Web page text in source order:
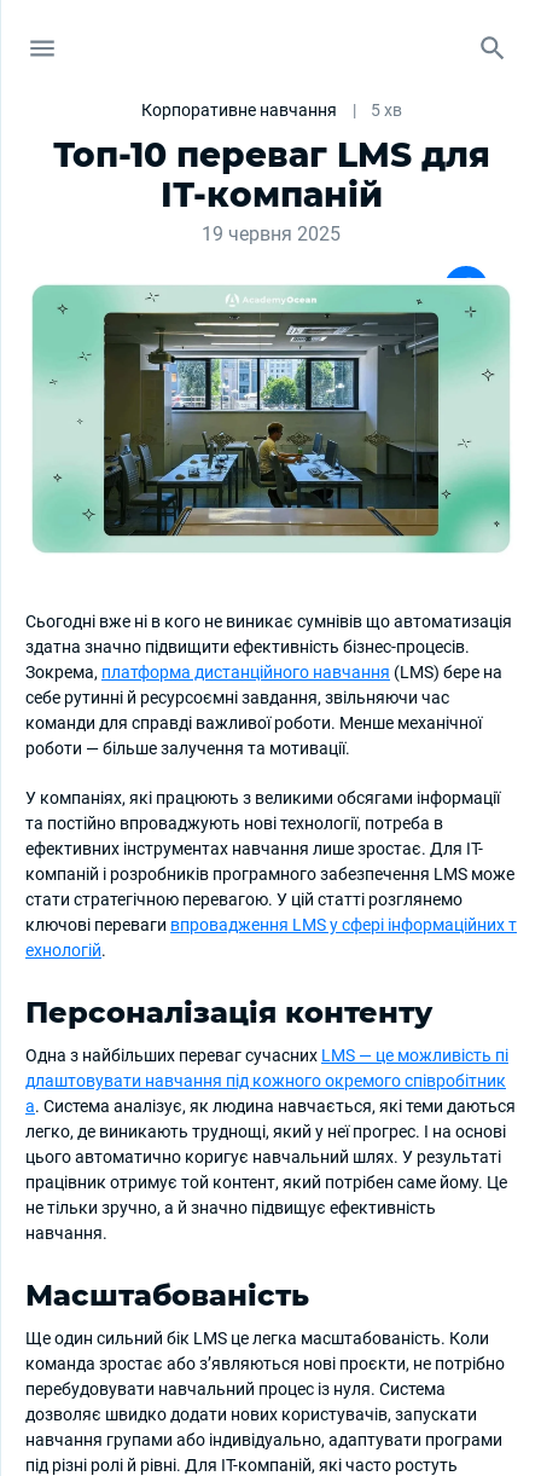
Корпоративне навчання | 5 хв
Топ-10 переваг LMS для
ІТ-компаній
19 червня 2025
Сьогодні вже ні в кого не виникає сумнівів що автоматизація
здатна значно підвищити ефективність бізнес-процесів.
Зокрема, платформа дистанційного навчання (LMS) бере на
себе рутинні й ресурсоємні завдання, звільняючи час
команди для справді важливої роботи. Менше механічної
роботи — більше залучення та мотивації.
У компаніях, які працюють з великими обсягами інформації
та постійно впроваджують нові технології, потреба в
ефективних інструментах навчання лише зростає. Для IT-
компаній і розробників програмного забезпечення LMS може
стати стратегічною перевагою. У цій статті розглянемо
ключові переваги впровадження LMS у сфері інформаційних т
ехнологій.
Персоналізація контенту
Одна з найбільших переваг сучасних LMS — це можливість пі
длаштовувати навчання під кожного окремого співробітник
а. Система аналізує, як людина навчається, які теми даються
легко, де виникають труднощі, який у неї прогрес. І на основі
цього автоматично коригує навчальний шлях. У результаті
працівник отримує той контент, який потрібен саме йому. Це
не тільки зручно, а й значно підвищує ефективність
навчання.
Масштабованість
Ще один сильний бік LMS це легка масштабованість. Коли
команда зростає або з’являються нові проєкти, не потрібно
перебудовувати навчальний процес із нуля. Система
дозволяє швидко додати нових користувачів, запускати
навчання групами або індивідуально, адаптувати програми
під різні ролі й рівні. Для ІТ-компаній, які часто ростуть